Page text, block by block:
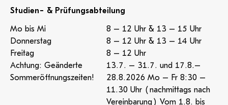
Studien- & Prüfungsabteilung
Mo bis Mi
8 – 12 Uhr & 13 – 15 Uhr
Donnerstag
8 – 12 Uhr & 13 – 14 Uhr
Freitag
8 – 12 Uhr
Achtung: Geänderte
Sommeröffnungszeiten!
13.7. – 31.7. und 17.8.–
28.8.2026 Mo – Fr 8:30 –
11.30 Uhr (nachmittags nach
Vereinbarung) Vom 1.8. bis